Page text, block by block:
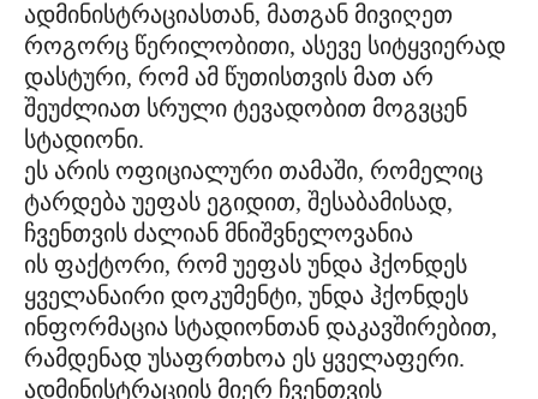
ადმინისტრაციასთან, მათგან მივიღეთ
როგორც წერილობითი, ასევე სიტყვიერად
დასტური, რომ ამ წუთისთვის მათ არ
შეუძლიათ სრული ტევადობით მოგვცენ
სტადიონი.
ეს არის ოფიციალური თამაში, რომელიც
ტარდება უეფას ეგიდით, შესაბამისად,
ჩვენთვის ძალიან მნიშვნელოვანია
ის ფაქტორი, რომ უეფას უნდა ჰქონდეს
ყველანაირი დოკუმენტი, უნდა ჰქონდეს
ინფორმაცია სტადიონთან დაკავშირებით,
რამდენად უსაფრთხოა ეს ყველაფერი.
ადმინისტრაციის მიერ ჩვენთვის